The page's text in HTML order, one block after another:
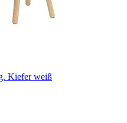
Kiefer weiß